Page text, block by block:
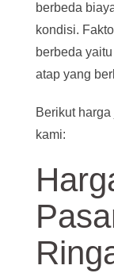
berbeda
kondisi.
berbeda
atap yang
Berikut
kami: